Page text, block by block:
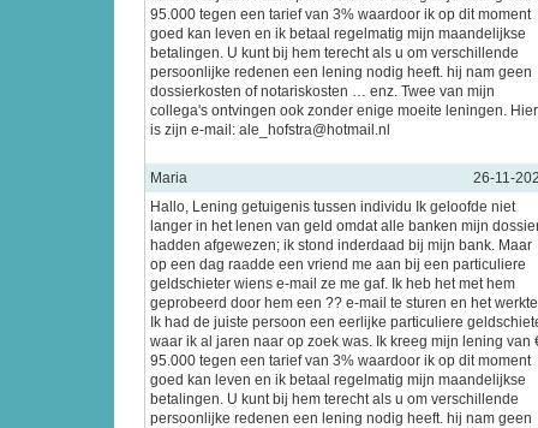
95.000 tegen een tarief van 3% waardoor ik op dit moment
goed kan leven en ik betaal regelmatig mijn maandelijkse
betalingen. U kunt bij hem terecht als u om verschillende
persoonlijke redenen een lening nodig heeft. hij nam geen
dossierkosten of notariskosten … enz. Twee van mijn
collega's ontvingen ook zonder enige moeite leningen. Hier
is zijn e-mail: ale_hofstra@hotmail.nl
Maria
26-11-
Hallo, Lening getuigenis tussen individu Ik geloofde niet
langer in het lenen van geld omdat alle banken mijn
hadden afgewezen; ik stond inderdaad bij mijn bank. Maar
op een dag raadde een vriend me aan bij een particuliere
geldschieter wiens e-mail ze me gaf. Ik heb het met hem
geprobeerd door hem een ?? e-mail te sturen en het
Ik had de juiste persoon een eerlijke particuliere
waar ik al jaren naar op zoek was. Ik kreeg mijn lening van
95.000 tegen een tarief van 3% waardoor ik op dit moment
goed kan leven en ik betaal regelmatig mijn maandelijkse
betalingen. U kunt bij hem terecht als u om verschillende
persoonlijke redenen een lening nodig heeft. hij nam geen